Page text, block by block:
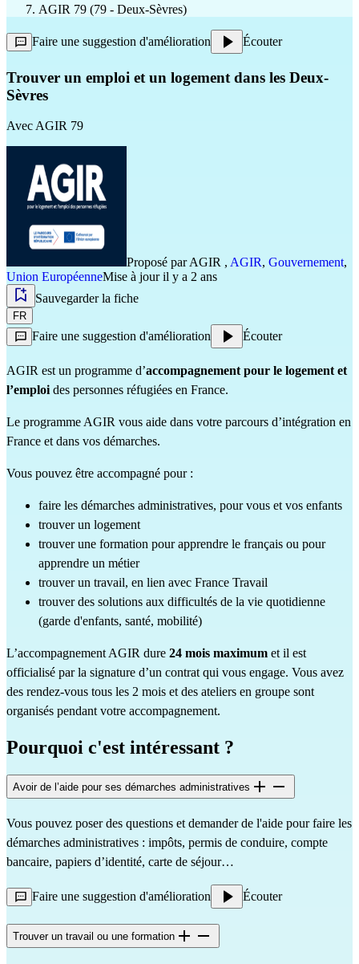
AGIR 79 (79 - Deux-Sèvres)
Faire une suggestion d'amélioration Écouter
Trouver un emploi et un logement dans les Deux-
Sèvres
AvecAGIR 79
Proposé parAGIR , AGIR, Gouvernement,
Union EuropéenneMise à jour il y a 2 ans
Sauvegarder la fiche
FR
Faire une suggestion d'amélioration Écouter
AGIR est un programme d’accompagnement pour le logement et
l’emploides personnes réfugiées en France.
Le programme AGIR vous aide dans votre parcours d’intégration en
France et dans vos démarches.
Vous pouvez être accompagné pour :
faire les démarches administratives, pour vous et vos enfants
trouver un logement
trouver une formation pour apprendre le français ou pour
apprendre un métier
trouver un travail, en lien avec France Travail
trouver des solutions aux difficultés de la vie quotidienne
(garde d'enfants, santé, mobilité)
L’accompagnement AGIR dure 24 mois maximum et il est
officialisé par la signature d’un contrat qui vous engage. Vous avez
des rendez-vous tous les 2 mois et des ateliers en groupe sont
organisés pendant votre accompagnement.
Pourquoi c'est intéressant ?
Avoir de l’aide pour ses démarches administratives
Vous pouvez poser des questions et demander de l'aide pour faire les
démarches administratives : impôts, permis de conduire, compte
bancaire, papiers d’identité, carte de séjour…
Faire une suggestion d'amélioration Écouter
Trouver un travail ou une formation